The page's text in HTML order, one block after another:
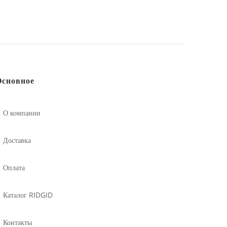
О компании
Доставка
Оплата
Каталог RIDGID
Контакты